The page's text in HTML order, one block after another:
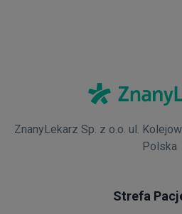
ZnanyLekarz Sp. z o.o. ul.
Polska
Strefa